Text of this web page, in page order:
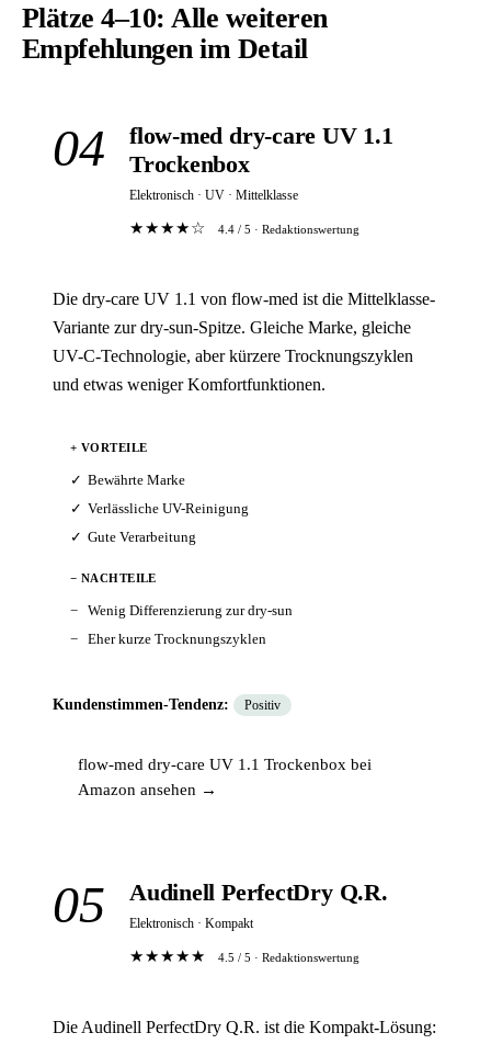
Plätze 4–10: Alle weiteren
Empfehlungen im Detail
04
flow-med dry-care UV 1.1
Trockenbox
Elektronisch · UV · Mittelklasse
★★★★☆ 4.4 / 5 · Redaktionswertung
Die dry-care UV 1.1 von flow-med ist die Mittelklasse-
Variante zur dry-sun-Spitze. Gleiche Marke, gleiche
UV-C-Technologie, aber kürzere Trocknungszyklen
und etwas weniger Komfortfunktionen.
+ VORTEILE
Bewährte Marke
Verlässliche UV-Reinigung
Gute Verarbeitung
− NACHTEILE
Wenig Differenzierung zur dry-sun
Eher kurze Trocknungszyklen
Kundenstimmen-Tendenz: Positiv
flow-med dry-care UV 1.1 Trockenbox bei
Amazon ansehen →
05 Audinell PerfectDry Q.R.
Elektronisch · Kompakt
★★★★★ 4.5 / 5 · Redaktionswertung
Die Audinell PerfectDry Q.R. ist die Kompakt-Lösung: